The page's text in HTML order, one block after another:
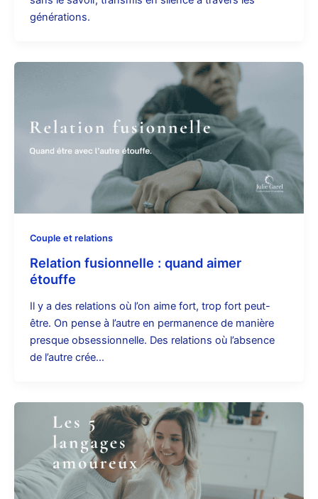
générations.
Couple et relations
Relation fusionnelle : quand aimer
étouffe
Il y a des relations où l’on aime fort, trop fort peut-
être. On pense à l’autre en permanence de manière
presque obsessionnelle. Des relations où l’absence
de l’autre crée…